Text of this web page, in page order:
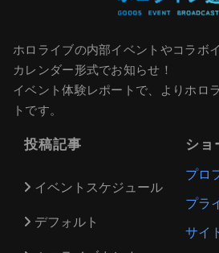
ホロライブの内部イベントやコラボ
カレンダー形式でお知らせ！
イベント体験レポートで、よりホロ
トです。
投稿記事
イベントスケジュール
デフォルト
ショ
プロ
プラ
サイ